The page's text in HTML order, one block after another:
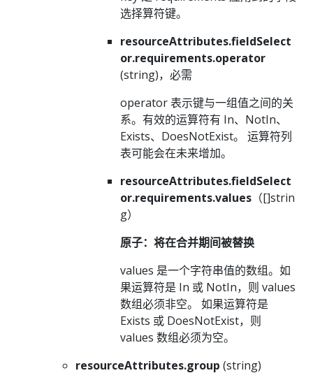
选择算符键。
resourceAttributes.fieldSelect
or.requirements.operator
(string)，必需
operator 表示键与一组值之间的关
系。有效的运算符有 In、NotIn、
Exists、DoesNotExist。 运算符列
表可能会在未来增加。
resourceAttributes.fieldSelect
or.requirements.values （[]strin
g）
原子：将在合并期间被替换
values 是一个字符串值的数组。如
果运算符是 In 或 NotIn，则 values
数组必须非空。 如果运算符是
Exists 或 DoesNotExist，则
values 数组必须为空。
resourceAttributes.group (string)